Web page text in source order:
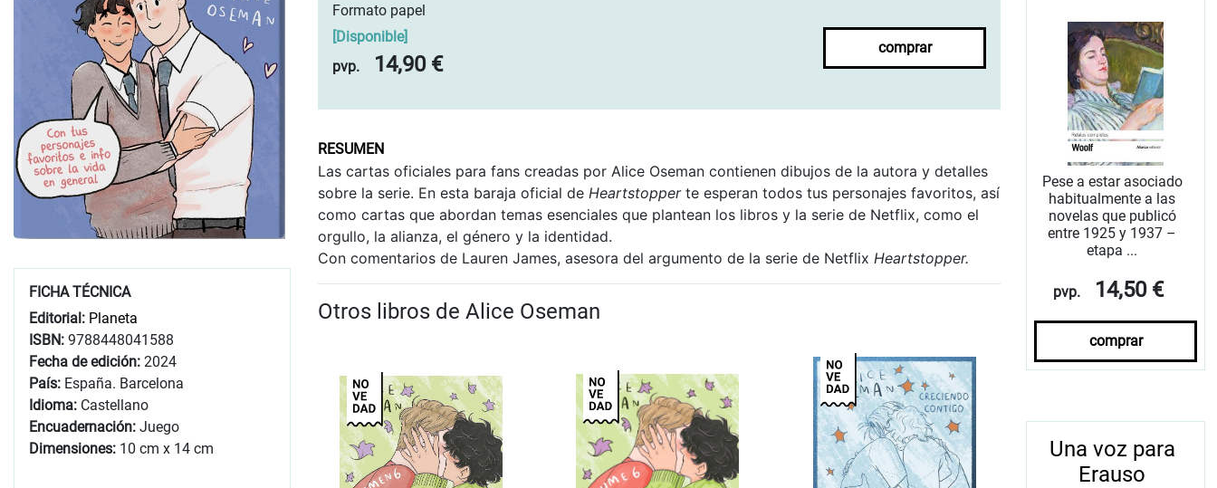
FICHA TÉCNICA
Editorial: Planeta
ISBN: 9788448041588
Fecha de edición: 2024
País: España. Barcelona
Idioma: Castellano
Encuadernación: Juego
Dimensiones: 10 cm x 14 cm
Formato papel
[Disponible]
pvp.
14,90 €
comprar
RESUMEN
Las cartas oficiales para fans creadas por Alice Oseman contienen dibujos de la autora y detalles
sobre la serie. En esta baraja oficial de Heartstopperte esperan todos tus personajes favoritos, así
como cartas que abordan temas esenciales que plantean los libros y la serie de Netflix, como el
orgullo, la alianza, el género y la identidad.
Con comentarios de Lauren James, asesora del argumento de la serie de Netflix Heartstopper.
Otros libros de Alice Oseman
Pese a estar asociado
habitualmente a las
novelas que publicó
entre 1925 y 1937 –
etapa ...
pvp. 14,50 €
comprar
Una voz para
Erauso